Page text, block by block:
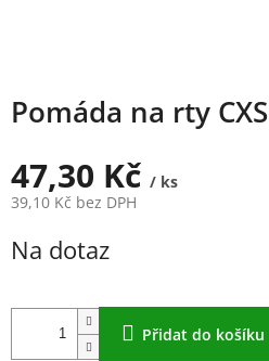
Pomáda na rty CXS
47,30 Kč / ks
39,10 Kč bez DPH
cena:
Na dotaz
Přidat do košíku